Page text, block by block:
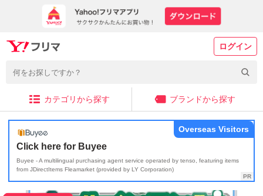
ログイン
カテゴリから探す ブランドから探す
Click here for Buyee
Buyee - A multilingual purchasing agent service operated by tenso, featuring items
from JDirectItems Fleamarket (provided by LY Corporation)
Overseas Visitors